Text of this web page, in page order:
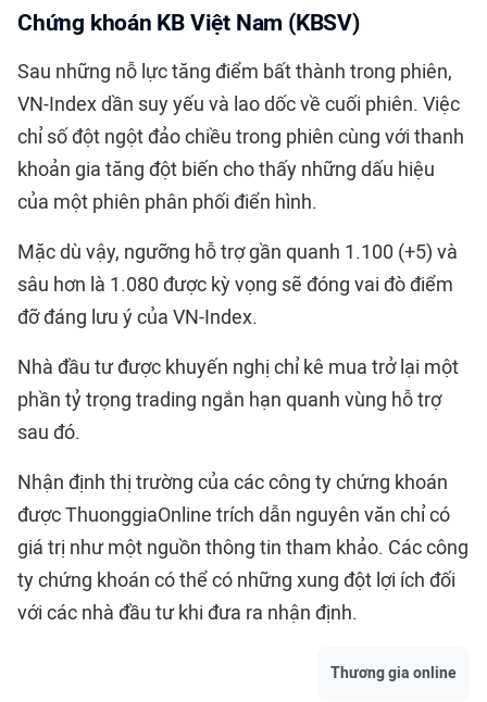
Chứng khoán KB Việt Nam (KBSV)
Sau những nỗ lực tăng điểm bất thành trong phiên,
VN-Index dần suy yếu và lao dốc về cuối phiên. Việc
chỉ số đột ngột đảo chiều trong phiên cùng với thanh
khoản gia tăng đột biến cho thấy những dấu hiệu
của một phiên phân phối điển hình.
Mặc dù vậy, ngưỡng hỗ trợ gần quanh 1.100 (+5) và
sâu hơn là 1.080 được kỳ vọng sẽ đóng vai đò điểm
đỡ đáng lưu ý của VN-Index.
Nhà đầu tư được khuyến nghị chỉ kê mua trở lại một
phần tỷ trọng trading ngắn hạn quanh vùng hỗ trợ
sau đó.
Nhận định thị trường của các công ty chứng khoán
được ThuonggiaOnline trích dẫn nguyên văn chỉ có
giá trị như một nguồn thông tin tham khảo. Các công
ty chứng khoán có thể có những xung đột lợi ích đối
với các nhà đầu tư khi đưa ra nhận định.
Thương gia online